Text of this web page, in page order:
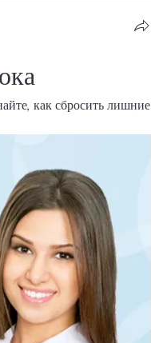
как сбросить лишние